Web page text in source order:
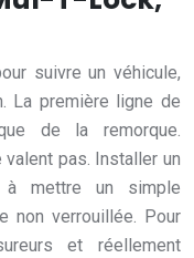
suivre un véhicule,
La première ligne de
de la remorque.
pas. Installer un
à mettre un simple
non verrouillée. Pour
et réellement